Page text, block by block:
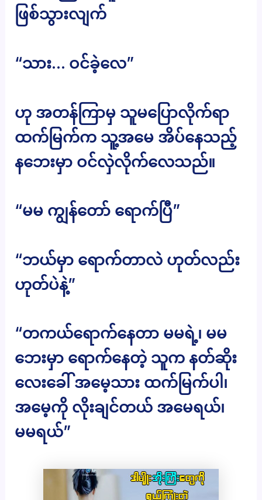
ဖြစ်သွားလျက်
“သား… ဝင်ခဲ့လေ”
ဟု အတန်ကြာမှ သူမပြောလိုက်ရာ
ထက်မြက်က သူ့အမေ အိပ်နေသည့်
နဘေးမှာ ဝင်လှဲလိုက်လေသည်။
“မမ ကျွန်တော် ရောက်ပြီ”
“ဘယ်မှာ ရောက်တာလဲ ဟုတ်လည်း
ဟုတ်ပဲနဲ့”
“တကယ်ရောက်နေတာ မမရဲ့၊ မမ
ဘေးမှာ ရောက်နေတဲ့ သူက နတ်ဆိုး
လေးခေါ် အမေ့သား ထက်မြက်ပါ၊
အမေ့ကို လိုးချင်တယ် အမေရယ်၊
မမရယ်”